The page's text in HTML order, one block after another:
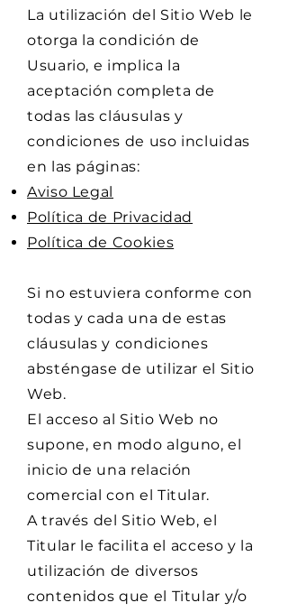
La utilización del Sitio Web le
otorga la condición de
Usuario, e implica la
aceptación completa de
todas las cláusulas y
condiciones de uso incluidas
en las páginas:
Aviso Legal
Política de Privacidad
Política de Cookies
Si no estuviera conforme con
todas y cada una de estas
cláusulas y condiciones
absténgase de utilizar el Sitio
Web.
El acceso al Sitio Web no
supone, en modo alguno, el
inicio de una relación
comercial con el Titular.
A través del Sitio Web, el
Titular le facilita el acceso y la
utilización de diversos
contenidos que el Titular y/o